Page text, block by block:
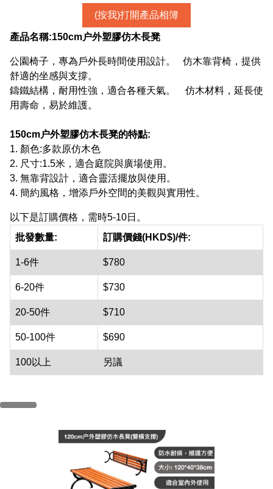
(按我)打開產品相簿
產品名稱:150cm户外塑膠仿木長凳
公園椅子，專為戶外長時間使用設計。 仿木靠背椅，提供
舒適的坐感與支撐。
鑄鐵結構，耐用性強，適合各種天氣。 仿木材料，延長使
用壽命，易於維護。
150cm户外塑膠仿木長凳的特點:
1. 顏色:多款原仿木色
2. 尺寸:1.5米，適合庭院與廣場使用。
3. 無靠背設計，適合靈活擺放與使用。
4. 簡約風格，增添戶外空間的美觀與實用性。
以下是訂購價格，需時5-10日。
批發數量:
訂購價錢(HKD$)/件:
1-6件 $780
6-20件 $730
20-50件 $710
50-100件 $690
100以上 另議